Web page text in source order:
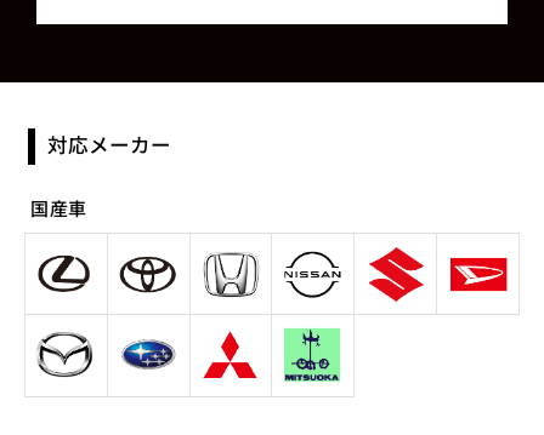
対応メーカー
国産車